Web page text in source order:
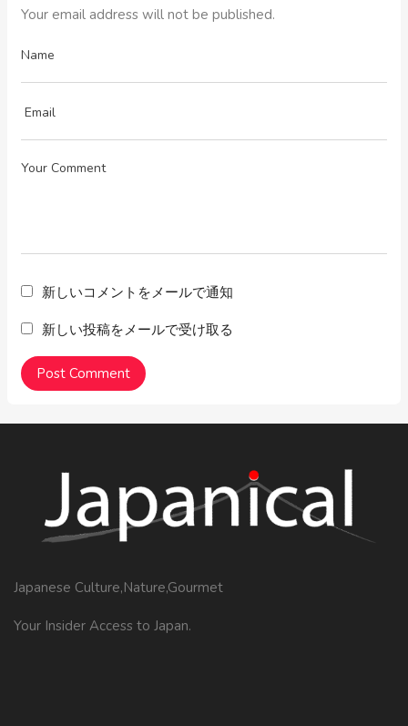
Your email address will not be published.
新しいコメントをメールで通知
新しい投稿をメールで受け取る
Japanese Culture,Nature,Gourmet
Your Insider Access to Japan.